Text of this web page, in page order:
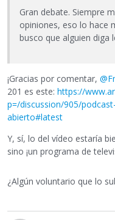
Gran debate. Siempre
opiniones, eso lo hace
busco que alguien diga
¡Gracias por comentar,
201 es este: https://
p=/discussion/905/
abierto#latest
Y, sí, lo del vídeo estaría
sino ¡un programa de
¿Algún voluntario que lo